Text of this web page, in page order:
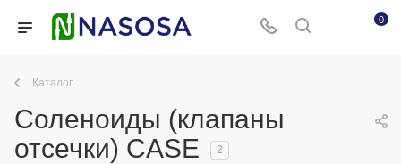
0
Каталог
Соленоиды (клапаны
отсечки) CASE
2